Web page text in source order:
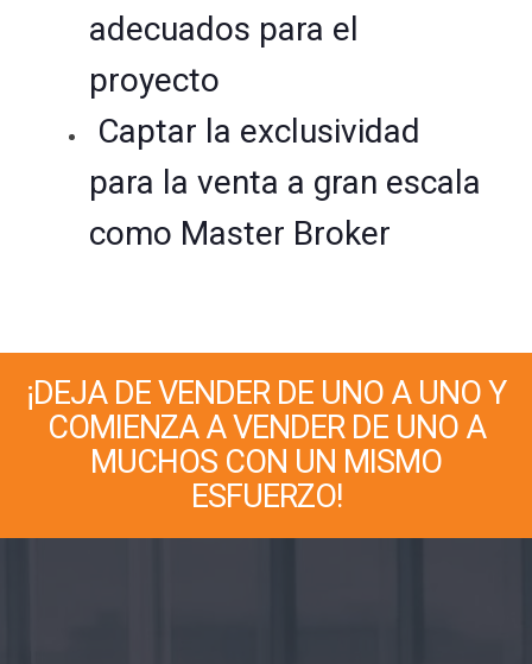
adecuados para el
proyecto
Captar la exclusividad
para la venta a gran escala
como Master Broker
¡DEJA DE VENDER DE UNO A UNO Y
COMIENZA A VENDER DE UNO A
MUCHOS CON UN MISMO
ESFUERZO!